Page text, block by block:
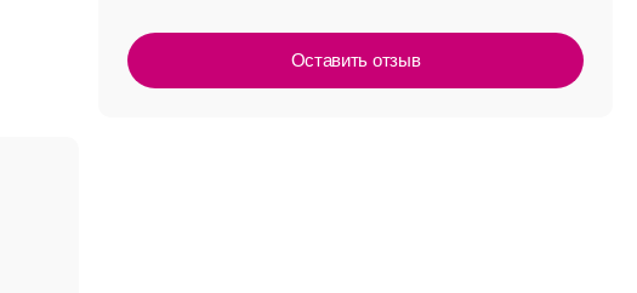
Оставить отзыв